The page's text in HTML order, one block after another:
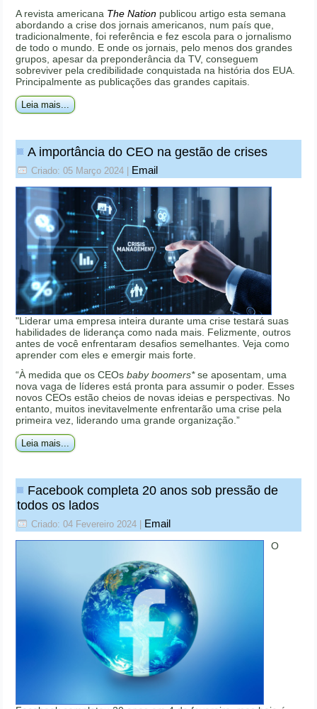
A revista americana The Nation publicou artigo esta semana
abordando a crise dos jornais americanos, num país que,
tradicionalmente, foi referência e fez escola para o jornalismo
de todo o mundo. E onde os jornais, pelo menos dos grandes
grupos, apesar da preponderância da TV, conseguem
sobreviver pela credibilidade conquistada na história dos EUA.
Principalmente as publicações das grandes capitais.
Leia mais...
A importância do CEO na gestão de crises
Criado: 05 Março 2024 Email
"Liderar uma empresa inteira durante uma crise testará suas
habilidades de liderança como nada mais. Felizmente, outros
antes de você enfrentaram desafios semelhantes. Veja como
aprender com eles e emergir mais forte.
“À medida que os CEOsbaby boomers*se aposentam, uma
nova vaga de líderes está pronta para assumir o poder. Esses
novos CEOs estão cheios de novas ideias e perspectivas. No
entanto, muitos inevitavelmente enfrentarão uma crise pela
primeira vez, liderando uma grande organização.”
Leia mais...
Facebook completa 20 anos sob pressão de
todos os lados
Criado: 04 Fevereiro 2024 Email
O